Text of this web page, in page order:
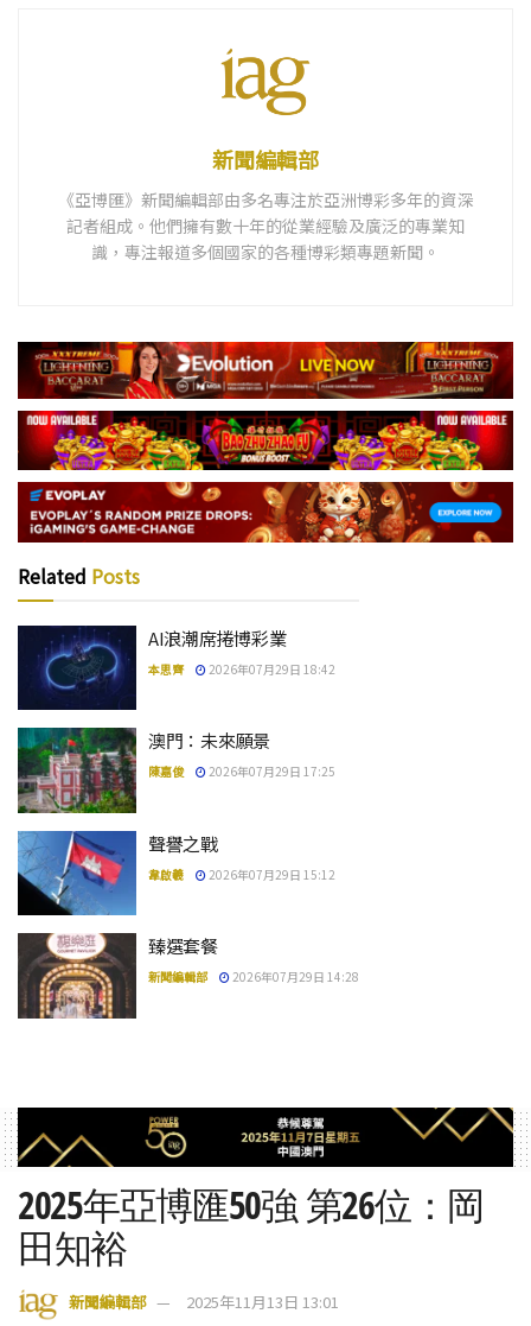
新聞編輯部
《亞博匯》新聞編輯部由多名專注於亞洲博彩多年的資深
記者組成。他們擁有數十年的從業經驗及廣泛的專業知
識，專注報道多個國家的各種博彩類專題新聞。
Related Posts
AI浪潮席捲博彩業
本思齊 2026年07月29日 18:42
澳門：未來願景
陳嘉俊 2026年07月29日 17:25
聲譽之戰
韋啟羲 2026年07月29日 15:12
臻選套餐
新聞編輯部 2026年07月29日 14:28
2025年亞博匯50強 第26位：岡
田知裕
新聞編輯部 2025年11月13日 13:01